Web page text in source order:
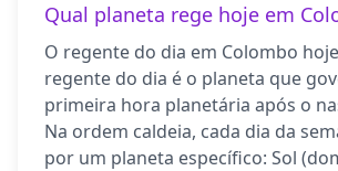
Qual planeta rege hoje em
O regente do dia em Colombo
regente do dia é o planeta que
primeira hora planetária após o
Na ordem caldeia, cada dia da
por um planeta específico: Sol